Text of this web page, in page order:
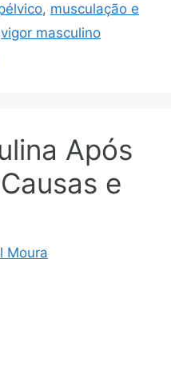
, musculação e
vigor masculino
Após
e
Moura